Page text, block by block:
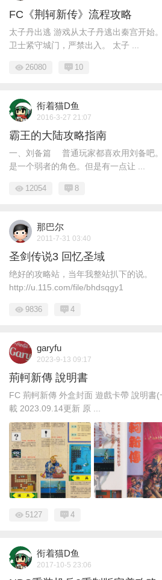
FC《荆轲新传》流程攻略
太子丹出逃 游戏从太子丹逃出秦宫开始
卫士紧守城门，严禁出入。 太子 ...
26080 10
衔着猫D鱼
2016-3-27 21:07
霸王的大陆攻略指南
一、刘备篇 普通玩家都喜欢用刘备吧。
是一个弱者的角色。但是有一点让 ...
12054 8
那巴尔
2011-7-31 03:40
圣剑传说3 回忆圣域
绝好的攻略站，当年我整站扒下的说。
http://u.115.com/file/bhdsqgy1
9836 4
garyfu
2023-9-13 09:17
荊軻新傳 說明書
FC 荊軻新傳 外盒封面 遊戲卡帶 說明書
載 2023.09.14更新 原 ...
5127 4
衔着猫D鱼
2017-10-5 23:06